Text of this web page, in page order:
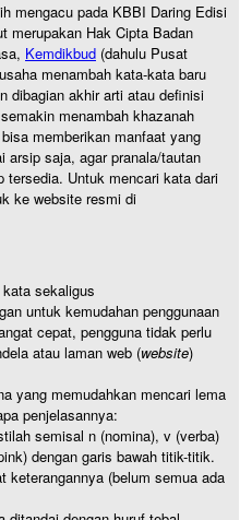
mengacu pada KBBI Daring Edisi
merupakan Hak Cipta Badan
Kemdikbud (dahulu Pusat
menambah kata-kata baru
dibagian akhir arti atau definisi
menambah khazanah
memberikan manfaat yang
saja, agar pranala/tautan
Untuk mencari kata dari
ke website resmi di
sekaligus
untuk kemudahan penggunaan
cepat, pengguna tidak perlu
atau laman web (website)
yang memudahkan mencari lema
penjelasannya:
semisal n (nomina), v (verba)
dengan garis bawah titik-titik.
keterangannya (belum semua ada